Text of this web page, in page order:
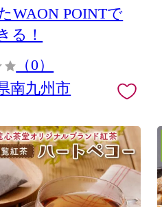
WAON POINTで
る！
（0）
南九州市